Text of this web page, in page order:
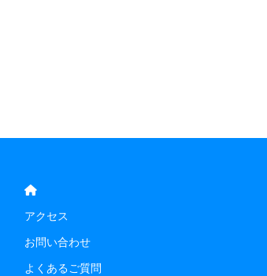
アクセス
お問い合わせ
よくあるご質問